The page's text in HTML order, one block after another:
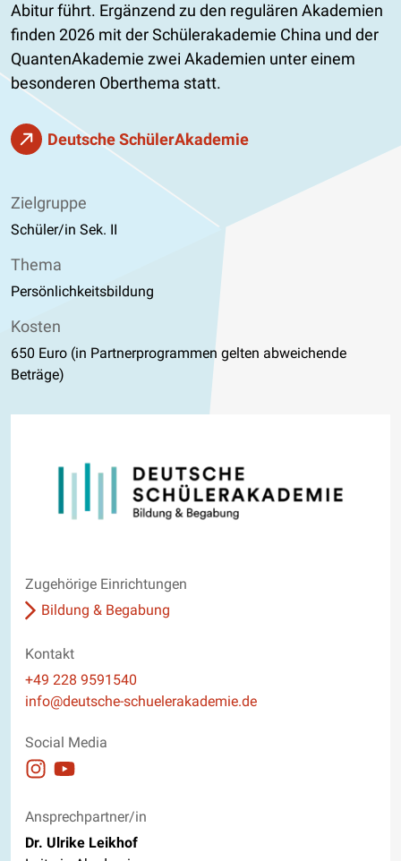
Abitur führt. Ergänzend zu den regulären Akademien
finden 2026 mit der Schülerakademie China und der
QuantenAkademie zwei Akademien unter einem
besonderen Oberthema statt.
Deutsche SchülerAkademie
Zielgruppe
Schüler/in Sek. II
Thema
Persönlichkeitsbildung
Kosten
650 Euro (in Partnerprogrammen gelten abweichende
Beträge)
Zugehörige Einrichtungen
Bildung & Begabung
Kontakt
Telefon
+49 228 9591540
E-Mail
info@deutsche-schuelerakademie.de
Social Media
Auftritt auf Instagram ansehen
Auftritt auf Youtube ansehen
Ansprechpartner/in
Dr. Ulrike Leikhof